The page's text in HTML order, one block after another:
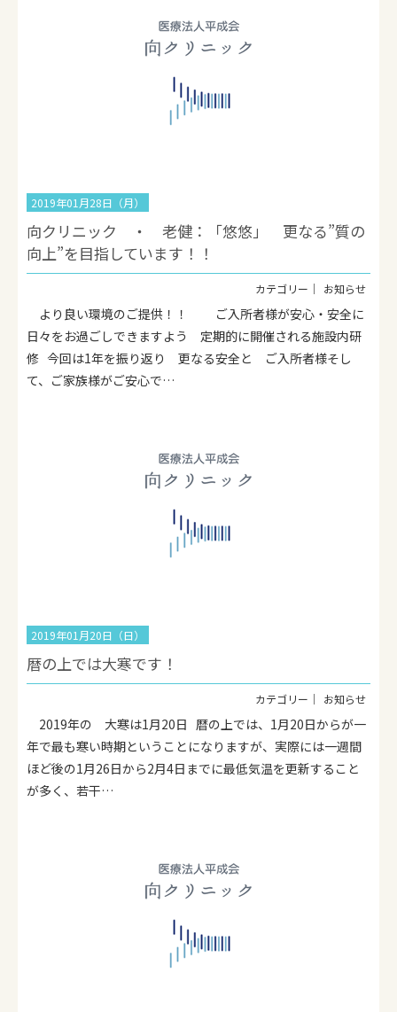
2019年01月28日（月）
向クリニック ・ 老健：「悠悠」 更なる”質の
向上”を目指しています！！
お知らせ
より良い環境のご提供！！ ご入所者様が安心・安全に
日々をお過ごしできますよう 定期的に開催される施設内研
修 今回は1年を振り返り 更なる安全と ご入所者様そし
て、ご家族様がご安心で…
2019年01月20日（日）
暦の上では大寒です！
お知らせ
2019年の 大寒は1月20日 暦の上では、1月20日からが一
年で最も寒い時期ということになりますが、実際には一週間
ほど後の1月26日から2月4日までに最低気温を更新すること
が多く、若干…